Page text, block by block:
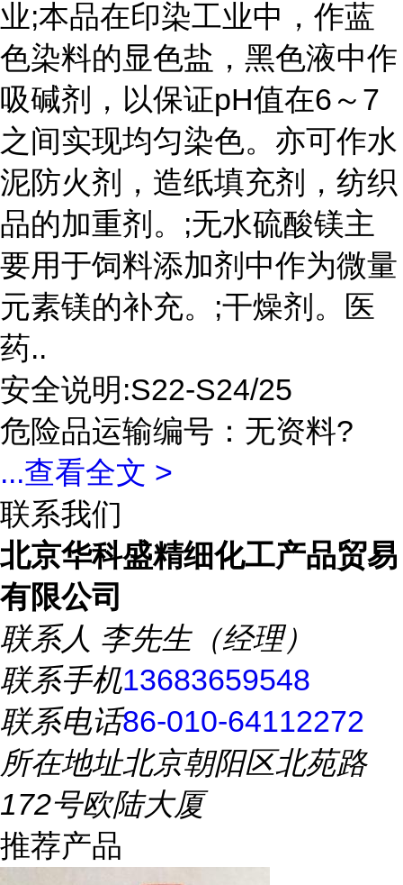
业;本品在印染工业中，作蓝
色染料的显色盐，黑色液中作
吸碱剂，以保证pH值在6～7
之间实现均匀染色。亦可作水
泥防火剂，造纸填充剂，纺织
品的加重剂。;无水硫酸镁主
要用于饲料添加剂中作为微量
元素镁的补充。;干燥剂。医
药..
安全说明:S22-S24/25
危险品运输编号：无资料?
...查看全文 >
联系我们
北京华科盛精细化工产品贸易
有限公司
联系人 李先生（经理）
联系手机13683659548
联系电话86-010-64112272
所在地址北京朝阳区北苑路
172号欧陆大厦
推荐产品